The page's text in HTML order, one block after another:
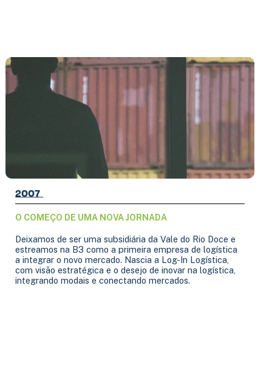
2007
O COMEÇO DE UMA NOVA JORNADA
Deixamos de ser uma subsidiária da Vale do Rio Doce e
estreamos na B3 como a primeira empresa de logística
a integrar o novo mercado. Nascia a Log-In Logística,
com visão estratégica e o desejo de inovar na logística,
integrando modais e conectando mercados.